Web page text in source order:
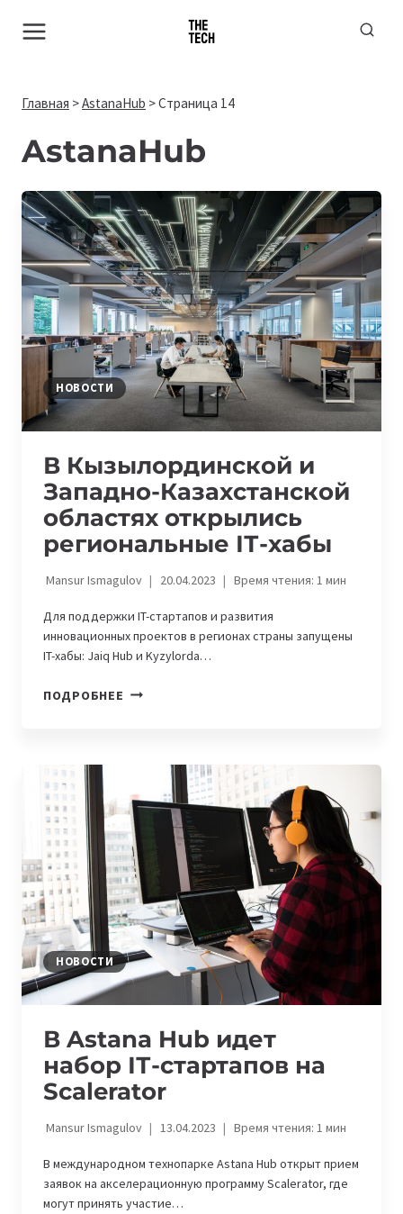
Главная >AstanaHub >Страница 14
AstanaHub
НОВОСТИ
В Кызылординской и
Западно-Казахстанской
областях открылись
региональные ІТ-хабы
Mansur Ismagulov 20.04.2023 Время чтения: 1мин
Для поддержки IT-стартапов и развития
инновационных проектов в регионах страны запущены
IT-хабы: Jaiq Hub и Kyzylorda…
ПОДРОБНЕЕ В
КАЗАХСТАНСКОЙ
ОБЛАСТЯХ
ОТКРЫЛИСЬ
РЕГИОНАЛЬНЫЕ
ІТ-
ХАБЫ
НОВОСТИ
В Astana Hub идет
набор ІТ-стартапов на
Scalerator
Mansur Ismagulov 13.04.2023 Время чтения: 1мин
В международном технопарке Astana Hub открыт прием
заявок на акселерационную программу Scalerator, где
могут принять участие…